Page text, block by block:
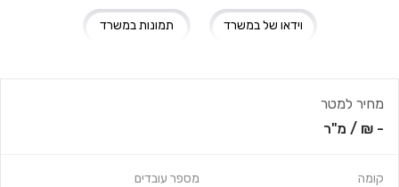
תמונות במשרד וידאו של במשרד
מחיר למטר
- ₪
/ מ"ר
קומה מספר עובדים